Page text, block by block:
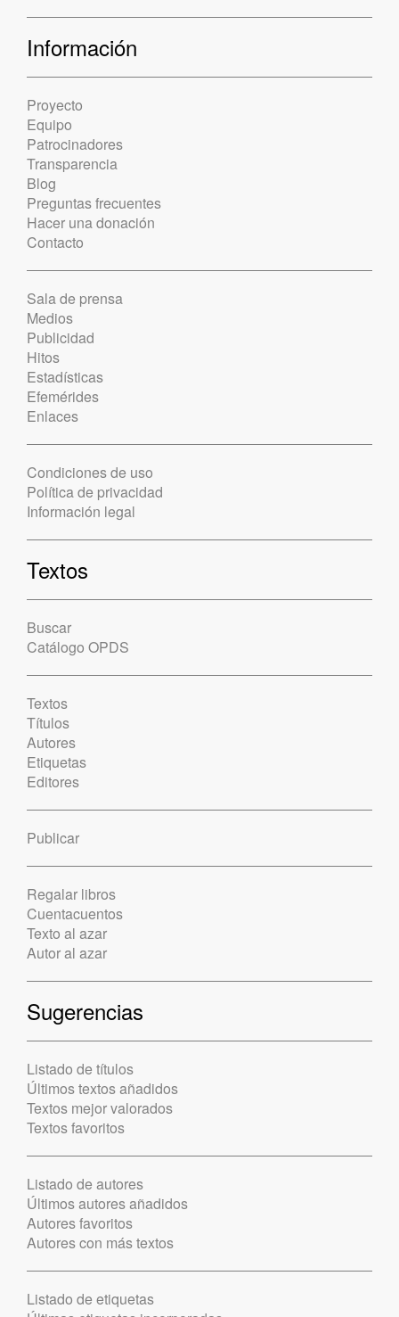
Información
Proyecto
Equipo
Patrocinadores
Transparencia
Blog
Preguntas frecuentes
Hacer una donación
Contacto
Sala de prensa
Medios
Publicidad
Hitos
Estadísticas
Efemérides
Enlaces
Condiciones de uso
Política de privacidad
Información legal
Textos
Buscar
Catálogo OPDS
Textos
Títulos
Autores
Etiquetas
Editores
Publicar
Regalar libros
Cuentacuentos
Texto al azar
Autor al azar
Sugerencias
Listado de títulos
Últimos textos añadidos
Textos mejor valorados
Textos favoritos
Listado de autores
Últimos autores añadidos
Autores favoritos
Autores con más textos
Listado de etiquetas